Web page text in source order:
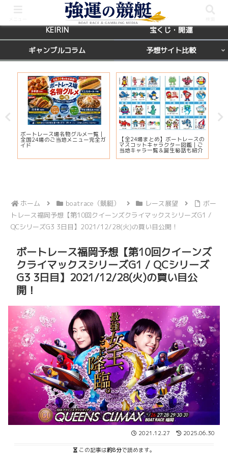
BOATRACE レース場ガイド
KEIRIN 宝くじ・開運
ギャンブルコラム 予想サイト比較
ボートレース場名物グルメ一覧｜
全国24場のご当地メニュー完全ガ
イド
【全24場まとめ】ボートレースの
マスコットキャラクター図鑑｜ご
当地キャラ一覧＆誕生秘話も紹介
ホーム boatrace（競艇） レース展望
ボー
トレース福岡予想【第10回クイーンズクライマックスシリーズG1 /
QCシリーズG3 3日目】2021/12/28(火)の買い目公開！
ボートレース福岡予想【第10回クイーンズ
クライマックスシリーズG1 / QCシリーズ
G3 3日目】2021/12/28(火)の買い目公
開！
2021.12.27 2025.06.30
この記事は約8分で読めます。